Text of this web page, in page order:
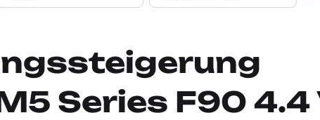
Series F90 4.4